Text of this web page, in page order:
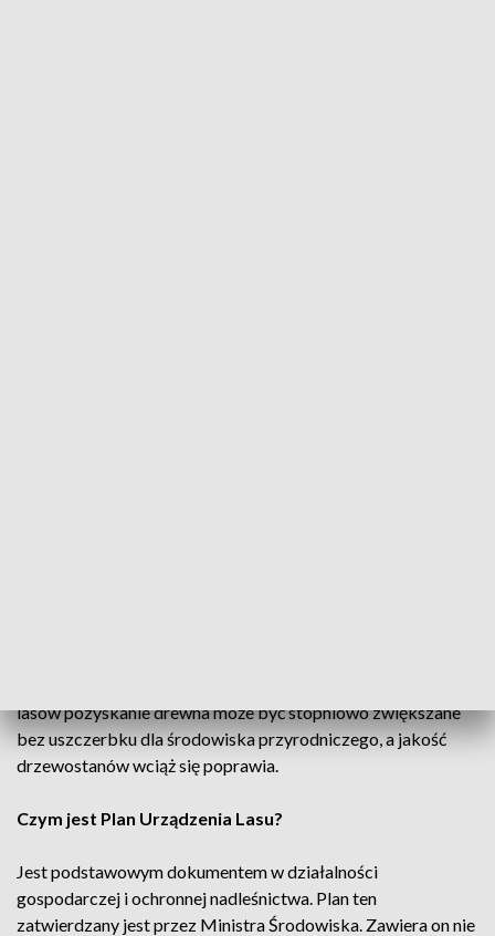
lasów pozyskanie drewna może być stopniowo zwiększane
bez uszczerbku dla środowiska przyrodniczego, a jakość
drzewostanów wciąż się poprawia.
Czym jest Plan Urządzenia Lasu?
Jest podstawowym dokumentem w działalności
gospodarczej i ochronnej nadleśnictwa. Plan ten
zatwierdzany jest przez Ministra Środowiska. Zawiera on nie